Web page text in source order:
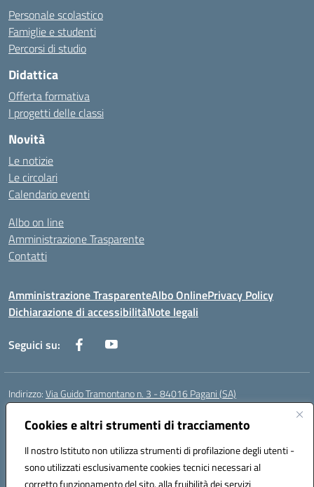
Cookies e altri strumenti di tracciamento
Il nostro Istituto non utilizza strumenti di profilazione degli utenti -
sono utilizzati esclusivamente cookies tecnici necessari al
corretto funzionamento del sito, alla fruibilità dei servizi
Personale scolastico
Famiglie e studenti
Percorsi di studio
Didattica
Offerta formativa
I progetti delle classi
Novità
Le notizie
Le circolari
Calendario eventi
Albo on line
Amministrazione Trasparente
Contatti
Amministrazione TrasparenteAlbo OnlinePrivacy Policy
Dichiarazione di accessibilitàNote legali
Seguici su:
Indirizzo:Via Guido Tramontano n. 3 - 84016 Pagani (SA)
Centralino:
Posta elettronica certificata (PEC):saps08000t@pec.istruzione.it
Codice fiscale: 80022400651
Codice meccanografico:SAPS08000T
Codice Indice delle Pubbliche Amministrazioni (IPA): istsc_saps08000t